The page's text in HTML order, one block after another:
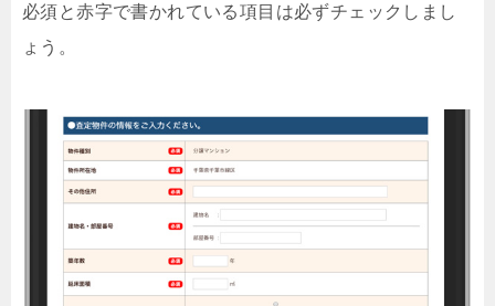
必須と赤字で書かれている項目は必ずチェックしまし
ょう。